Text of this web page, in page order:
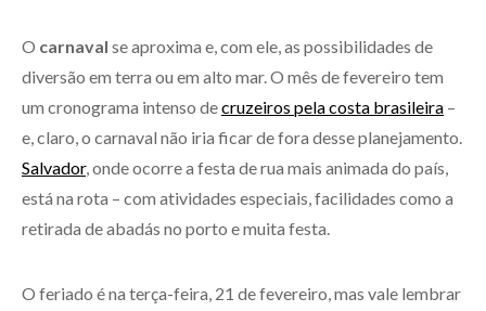
O carnaval se aproxima e, com ele, as possibilidades de
diversão em terra ou em alto mar. O mês de fevereiro tem
um cronograma intenso decruzeiros pela costa brasileira –
e, claro, o carnaval não iria ficar de fora desse planejamento.
Salvador, onde ocorre a festa de rua mais animada do país,
está na rota – com atividades especiais, facilidades como a
retirada de abadás no porto e muita festa.
O feriado é na terça-feira, 21 de fevereiro, mas vale lembrar